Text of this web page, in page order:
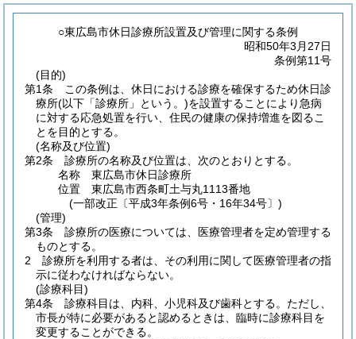
○東広島市休日診療所設置及び管理に関する条例
昭和50年3月27日
条例第11号
(目的)
第1条
この条例は、休日における診療を確保するため休日診
療所(以下「診療所」という。)を設置することにより急病
に対する応急処置を行い、住民の健康の保持増進を図るこ
とを目的とする。
(名称及び位置)
第2条
診療所の名称及び位置は、次のとおりとする。
名称 東広島市休日診療所
位置 東広島市西条町土与丸1113番地
(一部改正〔平成3年条例6号・16年34号〕)
(管理)
第3条
診療所の医療については、医療管理者を定め管理する
ものとする。
2
診療所を利用する者は、その利用に関して医療管理者の指
示に従わなければならない。
(診療科目)
第4条
診療科目は、内科、小児科及び歯科とする。 ただし、
市長が特に必要があると認めるときは、臨時に診療科目を
変更することができる。